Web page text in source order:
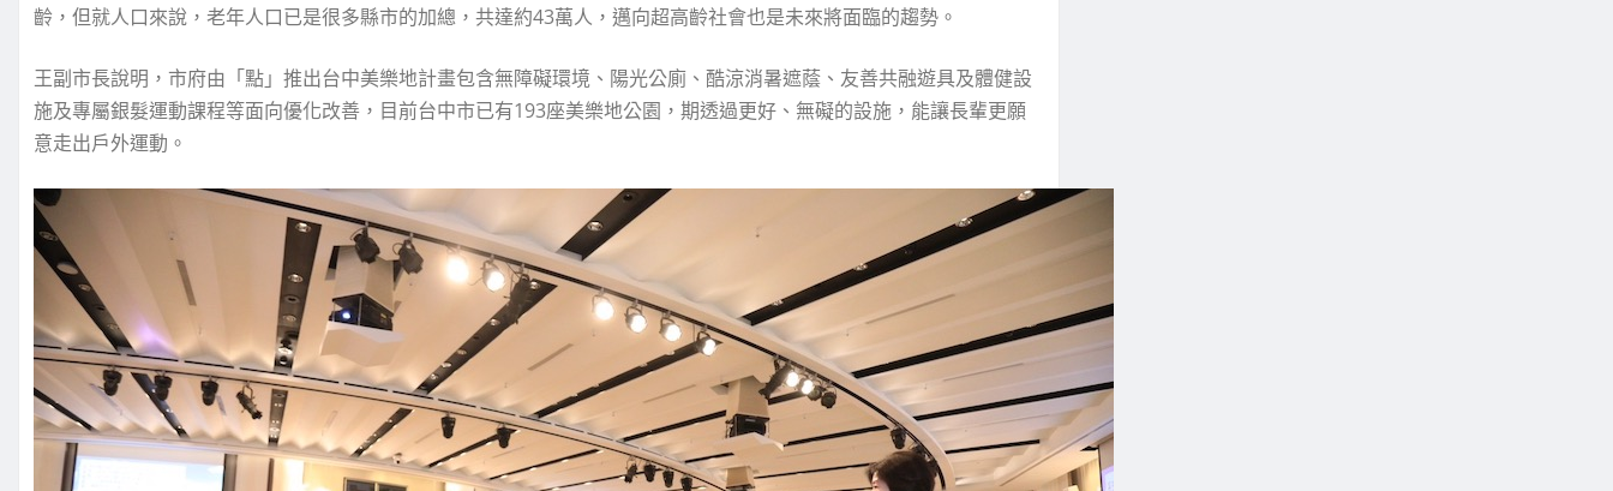
齡，但就人口來說，老年人口已是很多縣市的加總，共達約43萬人，邁向超高齡社會也是未來將面臨的趨勢。
王副市長說明，市府由「點」推出台中美樂地計畫包含無障礙環境、陽光公廁、酷涼消暑遮蔭、友善共融遊具及體健設
施及專屬銀髮運動課程等面向優化改善，目前台中市已有193座美樂地公園，期透過更好、無礙的設施，能讓長輩更願
意走出戶外運動。